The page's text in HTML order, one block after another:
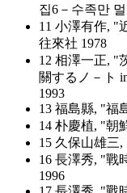
집6－수족만
11 小澤有作, "
往來社 1978
12 相澤一正, "
關するノ－ト
1993
13 福島縣, "福
14 朴慶植, "朝
15 久保山雄三
16 長澤秀, "戰
1996